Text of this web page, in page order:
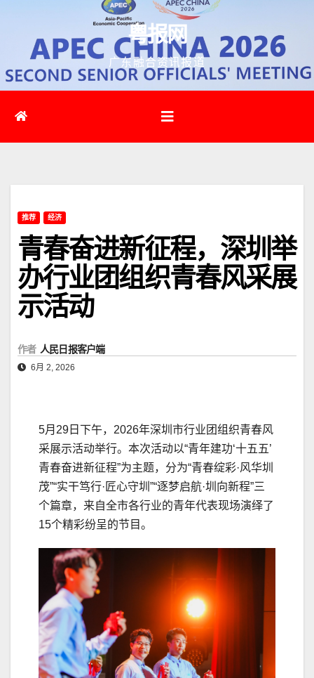
容
粤报网
广东融合资讯报道
推荐 经济
青春奋进新征程，​深圳举
办行业团组织青春风采展
示活动
作者 人民日报客户端
6月 2, 2026
5月29日下午，2026年深圳市行业团组织青春风
采展示活动举行。本次活动以“青年建功‘十五五’
青春奋进新征程”为主题，分为“青春绽彩·风华圳
茂”“实干笃行·匠心守圳”“逐梦启航·圳向新程”三
个篇章，来自全市各行业的青年代表现场演绎了
15个精彩纷呈的节目。